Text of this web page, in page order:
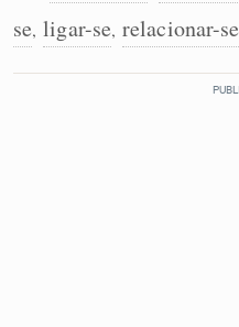
se, ligar-se, relacionar-se